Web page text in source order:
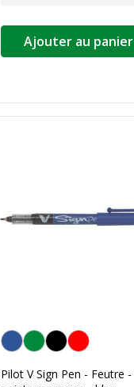
Ajouter au panier
Bleu
Pilot V Sign Pen - Feutre -